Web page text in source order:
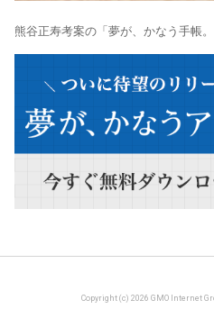
熊谷正寿考案の「夢が、かなう手帳
Copyright (c) 2026 GMO Internet